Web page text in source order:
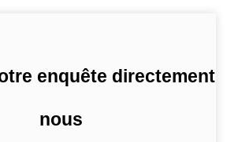
enquête directement
nous